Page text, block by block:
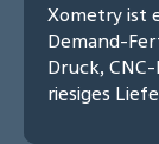
Xometry ist
Demand-
Druck,
riesiges